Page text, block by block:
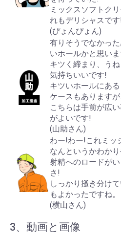
ミックスソフトク
れもデリシャスで
(ぴょんぴょん)
有りそうでなかっ
いホールかと思いま
キツく締まり、う
気持ちいいです!
キツいホールにあ
ケースもありますが
こちらは手前が広
がよいです!
(山助さん)
わー!わー!これミッ
なんというかわか
射精へのロードが
さ!
しっかり掻き分け
もよかったですね。
(横山さん)
3、動画と画像